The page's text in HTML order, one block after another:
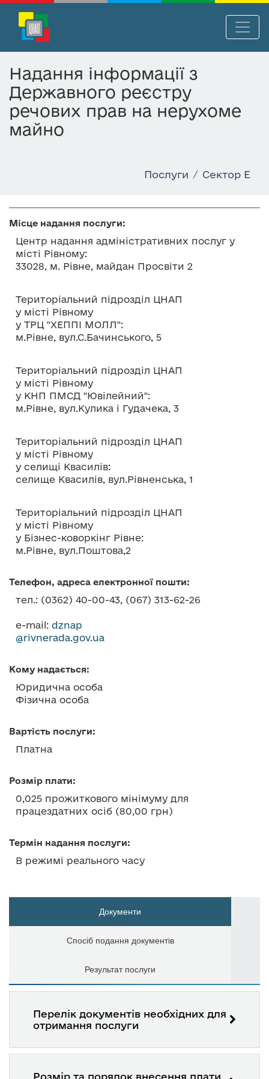
е
й
т
и
д
о
в
Послуги Сектор E
Надання інформації з
Державного реєстру
речових прав на нерухоме
майно
Місце надання послуги:
Центр надання адміністративних послуг у
місті Рівному:
33028, м. Рівне, майдан Просвіти 2
Територіальний підрозділ ЦНАП
у місті Рівному
у ТРЦ "ХЕППІ МОЛЛ":
м.Рівне, вул.С.Бачинського, 5
Територіальний підрозділ ЦНАП
у місті Рівному
у КНП ПМСД "Ювілейний":
м.Рівне, вул.Кулика і Гудачека, 3
Територіальний підрозділ ЦНАП
у місті Рівному
у селищі Квасилів:
селище Квасилів, вул.Рівненська, 1
Територіальний підрозділ ЦНАП
у місті Рівному
у Бізнес-коворкінг Рівне:
м.Рівне, вул.Поштова,2
Телефон, адреса електронної пошти:
тел.: (0362) 40-00-43, (067) 313-62-26
e-mail: dznap
@rivnerada.gov.ua
Кому надається:
Юридична особа
Фізична особа
Вартість послуги:
Платна
Розмір плати:
0,025 прожиткового мінімуму для
працездатних осіб (80,00 грн)
Термін надання послуги:
В режимі реального часу
Документи
Спосіб подання документів
Результат послуги
Перелік документів необхідних для
отримання послуги
Розмір та порядок внесення плати